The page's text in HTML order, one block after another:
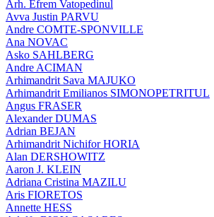
Arh. Efrem Vatopedinul
Avva Justin PARVU
Andre COMTE-SPONVILLE
Ana NOVAC
Asko SAHLBERG
Andre ACIMAN
Arhimandrit Sava MAJUKO
Arhimandrit Emilianos SIMONOPETRITUL
Angus FRASER
Alexander DUMAS
Adrian BEJAN
Arhimandrit Nichifor HORIA
Alan DERSHOWITZ
Aaron J. KLEIN
Adriana Cristina MAZILU
Aris FIORETOS
Annette HESS